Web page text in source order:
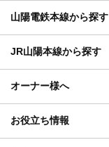
山陽電鉄本線から探す
JR山陽本線から探す
オーナー様へ
お役立ち情報